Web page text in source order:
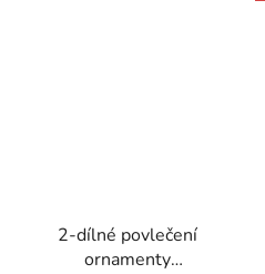
2-dílné povlečení
ornamenty